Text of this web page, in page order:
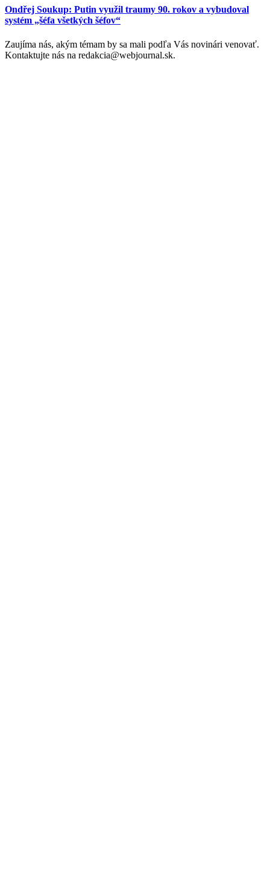
Ondřej Soukup: Putin využil traumy 90. rokov a vybudoval
systém „šéfa všetkých šéfov“
Zaujíma nás, akým témam by sa mali podľa Vás novinári venovať.
Kontaktujte nás na redakcia@webjournal.sk.